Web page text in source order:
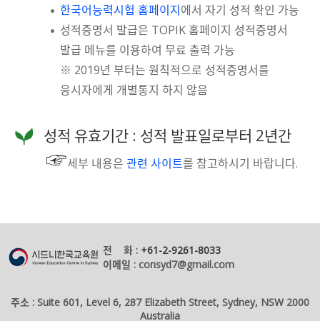
한국어능력시험 홈페이지에서 자기 성적 확인 가능
성적증명서 발급은 TOPIK 홈페이지 성적증명서
발급 메뉴를 이용하여 무료 출력 가능
※ 2019년 부터는 원칙적으로 성적증명서를
응시자에게 개별통지 하지 않음
성적 유효기간 : 성적 발표일로부터 2년간
☞세부 내용은 관련 사이트를 참고하시기 바랍니다.
전 화 : +61-2-9261-8033
이메일 : consyd7@gmail.com
주소 : Suite 601, Level 6, 287 Elizabeth Street, Sydney, NSW 2000
Australia